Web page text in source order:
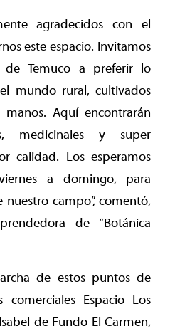
agradecidos con el
este espacio. Invitamos
Temuco a preferir lo
mundo rural, cultivados
Aquí encontrarán
medicinales y super
calidad. Los esperamos
a domingo, para
campo”, comentó,
de “Botánica
de estos puntos de
Espacio Los
de Fundo El Carmen,